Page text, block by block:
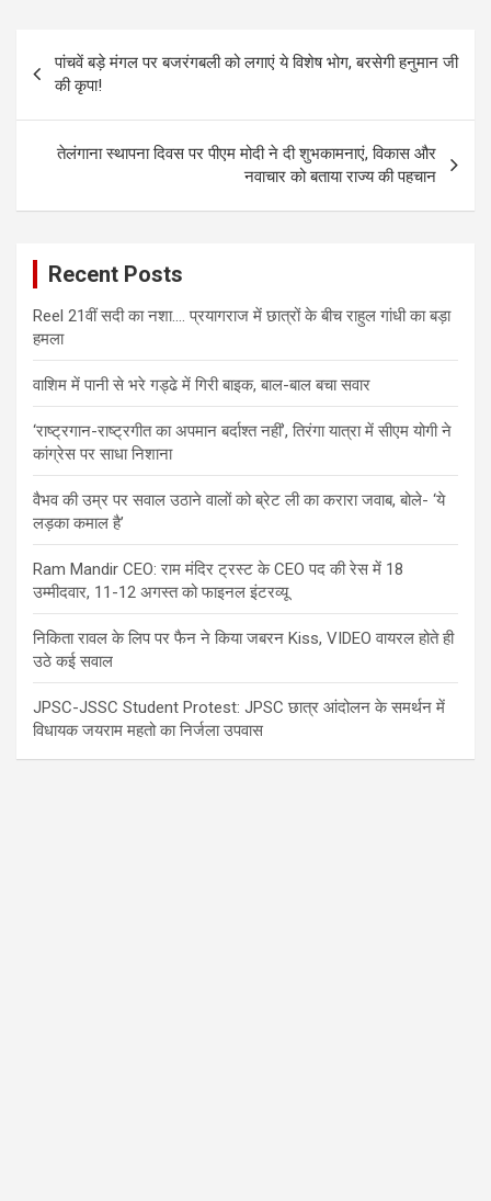
navigation
पांचवें बड़े मंगल पर बजरंगबली को लगाएं ये विशेष भोग, बरसेगी हनुमान जी
की कृपा!
तेलंगाना स्थापना दिवस पर पीएम मोदी ने दी शुभकामनाएं, विकास और
नवाचार को बताया राज्य की पहचान
Recent Posts
Reel 21वीं सदी का नशा…. प्रयागराज में छात्रों के बीच राहुल गांधी का बड़ा
हमला
वाशिम में पानी से भरे गड्ढे में गिरी बाइक, बाल-बाल बचा सवार
‘राष्ट्रगान-राष्ट्रगीत का अपमान बर्दाश्त नहीं’, तिरंगा यात्रा में सीएम योगी ने
कांग्रेस पर साधा निशाना
वैभव की उम्र पर सवाल उठाने वालों को ब्रेट ली का करारा जवाब, बोले- ‘ये
लड़का कमाल है’
Ram Mandir CEO: राम मंदिर ट्रस्ट के CEO पद की रेस में 18
उम्मीदवार, 11-12 अगस्त को फाइनल इंटरव्यू
निकिता रावल के लिप पर फैन ने किया जबरन Kiss, VIDEO वायरल होते ही
उठे कई सवाल
JPSC-JSSC Student Protest: JPSC छात्र आंदोलन के समर्थन में
विधायक जयराम महतो का निर्जला उपवास